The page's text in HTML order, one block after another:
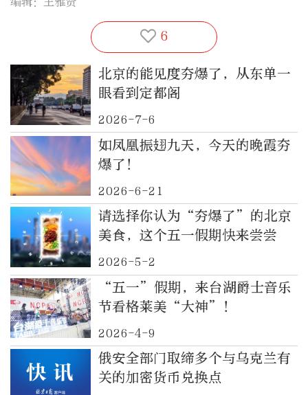
6
北京的能见度夯爆了，从东单一
眼看到定都阁
2026-7-6
如凤凰振翅九天，今天的晚霞夯
爆了！
2026-6-21
请选择你认为“夯爆了”的北京
美食，这个五一假期快来尝尝
2026-5-2
“五一”假期，来台湖爵士音乐
节看格莱美“大神”！
2026-4-9
俄安全部门取缔多个与乌克兰有
关的加密货币兑换点